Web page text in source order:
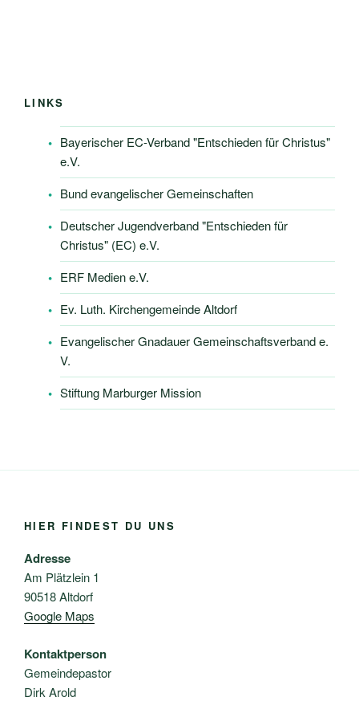
LINKS
Bayerischer EC-Verband "Entschieden für Christus"
e.V.
Bund evangelischer Gemeinschaften
Deutscher Jugendverband "Entschieden für
Christus" (EC) e.V.
ERF Medien e.V.
Ev. Luth. Kirchengemeinde Altdorf
Evangelischer Gnadauer Gemeinschaftsverband e.
V.
Stiftung Marburger Mission
HIER FINDEST DU UNS
Adresse
Am Plätzlein 1
90518 Altdorf
Google Maps
Kontaktperson
Gemeindepastor
Dirk Arold